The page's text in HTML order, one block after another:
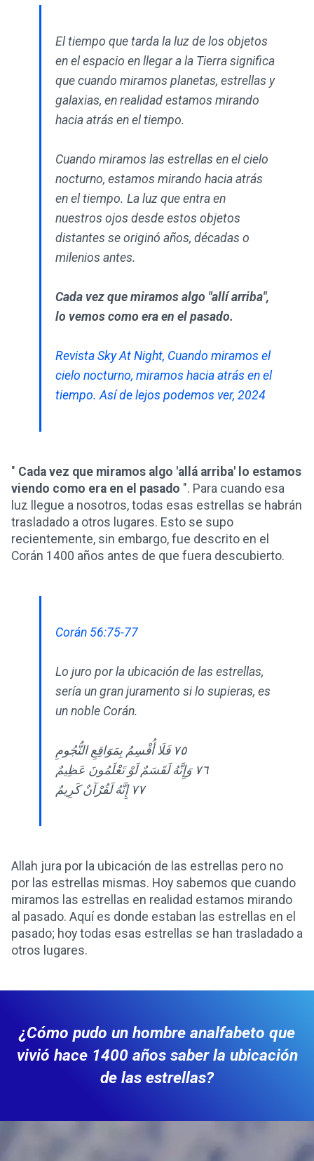
El tiempo que tarda la luz de los objetos
en el espacio en llegar a la Tierra significa
que cuando miramos planetas, estrellas y
galaxias, en realidad estamos mirando
hacia atrás en el tiempo.
Cuando miramos las estrellas en el cielo
nocturno, estamos mirando hacia atrás
en el tiempo. La luz que entra en
nuestros ojos desde estos objetos
distantes se originó años, décadas o
milenios antes.
Cada vez que miramos algo "allí arriba",
lo vemos como era en el pasado.
Revista Sky At Night, Cuando miramos el
cielo nocturno, miramos hacia atrás en el
tiempo. Así de lejos podemos ver, 2024
" Cada vez que miramos algo 'allá arriba' lo estamos
viendo como era en el pasado ". Para cuando esa
luz llegue a nosotros, todas esas estrellas se habrán
trasladado a otros lugares. Esto se supo
recientemente, sin embargo, fue descrito en el
Corán 1400 años antes de que fuera descubierto.
Corán 56:75-77
Lo juro por la ubicación de las estrellas,
sería un gran juramento si lo supieras, es
un noble Corán.
٧٥ فَلَا أُقْسِمُ بِمَوَاقِعِ النُّجُومِ
٧٦ وَإِنَّهُ لَقَسَمٌ لَوْ تَعْلَمُونَ عَظِيمٌ
٧٧ إِنَّهُ لَقُرْآنٌ كَرِيمٌ
Allah jura por la ubicación de las estrellas pero no
por las estrellas mismas. Hoy sabemos que cuando
miramos las estrellas en realidad estamos mirando
al pasado. Aquí es donde estaban las estrellas en el
pasado; hoy todas esas estrellas se han trasladado a
otros lugares.
¿Cómo pudo un hombre analfabeto que
vivió hace 1400 años saber la ubicación
de las estrellas?